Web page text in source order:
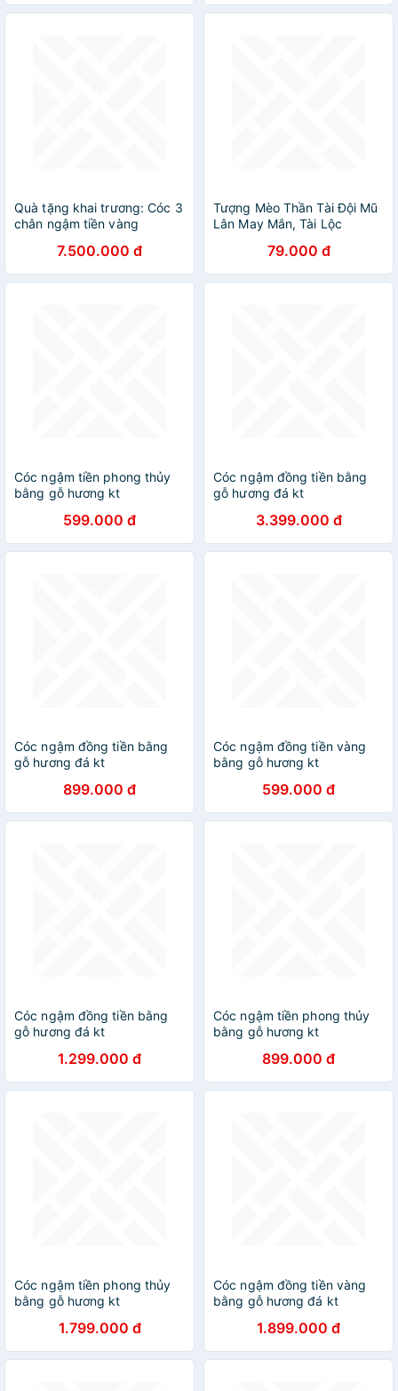
Quà tặng khai trương: Cóc 3
chân ngậm tiền vàng
7.500.000 đ
Tượng Mèo Thần Tài Đội Mũ
Lân May Mắn, Tài Lộc
79.000 đ
Cóc ngậm tiền phong thủy
bằng gỗ hương kt
599.000 đ
Cóc ngậm đồng tiền bằng
gỗ hương đá kt
3.399.000 đ
Cóc ngậm đồng tiền bằng
gỗ hương đá kt
899.000 đ
Cóc ngậm đồng tiền vàng
bằng gỗ hương kt
599.000 đ
Cóc ngậm đồng tiền bằng
gỗ hương đá kt
1.299.000 đ
Cóc ngậm tiền phong thủy
bằng gỗ hương kt
899.000 đ
Cóc ngậm tiền phong thủy
bằng gỗ hương kt
1.799.000 đ
Cóc ngậm đồng tiền vàng
bằng gỗ hương đá kt
1.899.000 đ